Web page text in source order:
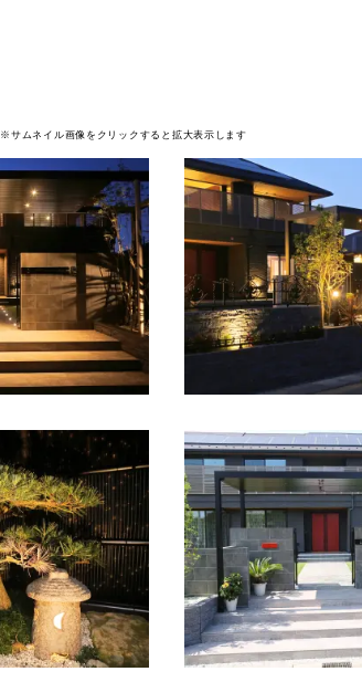
※サムネイル画像をクリックすると拡大表示します